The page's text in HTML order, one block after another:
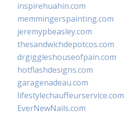
inspirehuahin.com
memmingerspainting.com
jeremypbeasley.com
thesandwichdepotcos.com
drgiggleshouseofpain.com
hotflashdesigns.com
garagenadeau.com
lifestylechauffeurservice.com
EverNewNails.com